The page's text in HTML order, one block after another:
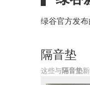
绿谷官方发
隔音垫
这些与隔音垫